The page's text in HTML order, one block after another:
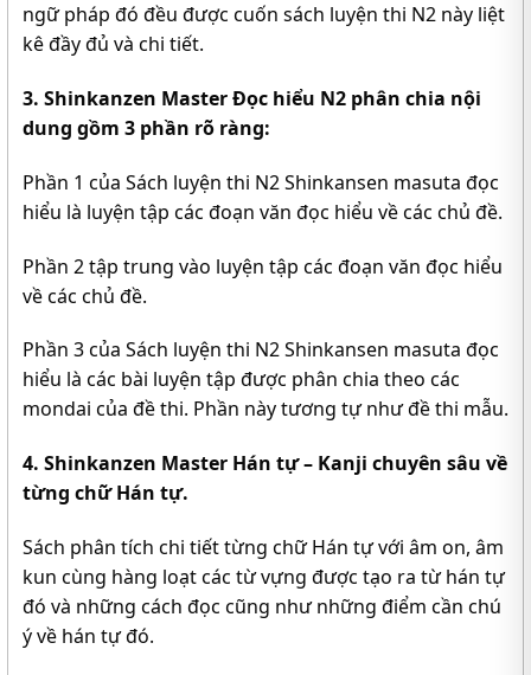
ngữ pháp đó đều được cuốn sách luyện thi N2 này liệt
kê đầy đủ và chi tiết.
3. Shinkanzen Master Đọc hiểu N2 phân chia nội
dung gồm 3 phần rõ ràng:
Phần 1 của Sách luyện thi N2 Shinkansen masuta đọc
hiểu là luyện tập các đoạn văn đọc hiểu về các chủ đề.
Phần 2 tập trung vào luyện tập các đoạn văn đọc hiểu
về các chủ đề.
Phần 3 của Sách luyện thi N2 Shinkansen masuta đọc
hiểu là các bài luyện tập được phân chia theo các
mondai của đề thi. Phần này tương tự như đề thi mẫu.
4. Shinkanzen Master Hán tự – Kanji chuyên sâu về
từng chữ Hán tự.
Sách phân tích chi tiết từng chữ Hán tự với âm on, âm
kun cùng hàng loạt các từ vựng được tạo ra từ hán tự
đó và những cách đọc cũng như những điểm cần chú
ý về hán tự đó.